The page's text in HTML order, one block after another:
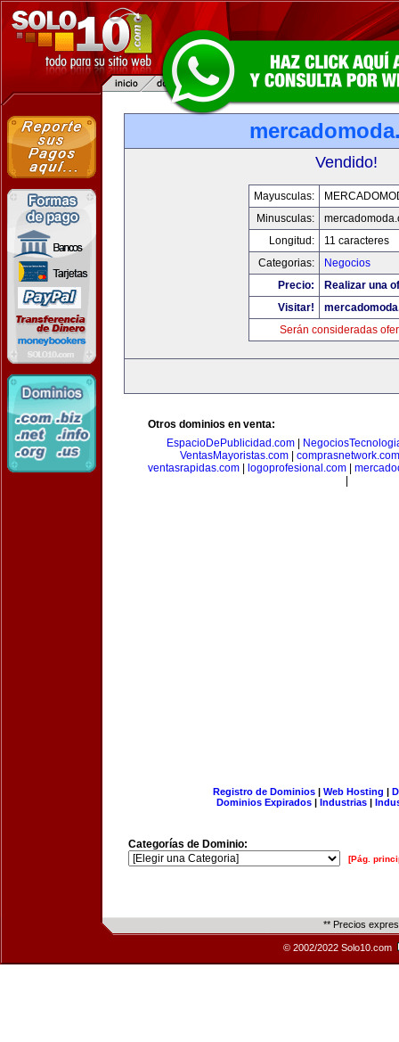
Vendido!
Mayusculas:
Minusculas:
Longitud:
11 caracteres
Categorias:
Negocios
Precio:
Realizar una
Visitar!
Serán consideradas
Otros dominios en venta:
EspacioDePublicidad.com|
VentasMayoristas.com| comprasnetwork.com
ventasrapidas.com
logoprofesional.com
Registro de Dominios| Web Hosting |
Dominios Expirados | Industrias |
Categorías de Dominio:
[Pág.
** Precios
© 2002/2022 Solo10.com